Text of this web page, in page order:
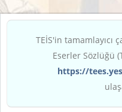
TEİS'in tamamlayıcı
Eserler Sözlüğü
https://